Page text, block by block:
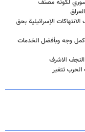
لكونه مصنف
الإسرائيلية بحق
وجه وبأفضل الخدمات
النجف الاشرف
تتغير